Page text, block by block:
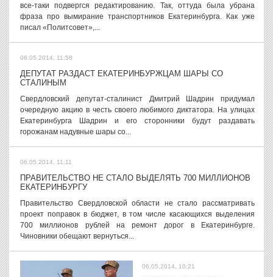
все-таки подвергся редактированию. Так, оттуда была убрана
фраза про вымирание транспортников Екатеринбурга. Как уже
писал «Политсовет»,...
06.05.2014, 11:58
ДЕПУТАТ РАЗДАСТ ЕКАТЕРИНБУРЖЦАМ ШАРЫ СО
СТАЛИНЫМ
Свердловский депутат-сталинист Дмитрий Шадрин придумал
очередную акцию в честь своего любимого диктатора. На улицах
Екатеринбурга Шадрин и его сторонники будут раздавать
горожанам надувные шары со...
06.05.2014, 11:11
ПРАВИТЕЛЬСТВО НЕ СТАЛО ВЫДЕЛЯТЬ 700 МИЛЛИОНОВ
ЕКАТЕРИНБУРГУ
Правительство Свердловской области не стало рассматривать
проект поправок в бюджет, в том числе касающихся выделения
700 миллионов рублей на ремонт дорог в Екатеринбурге.
Чиновники обещают вернуться...
06.05.2014, 10:21